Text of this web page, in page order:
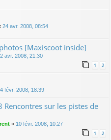
24 avr. 2008, 08:54
[Maxiscoot inside]
avr. 2008, 21:30
1 2
févr. 2008, 18:39
sur les pistes de
« 10 févr. 2008, 10:27
1 2